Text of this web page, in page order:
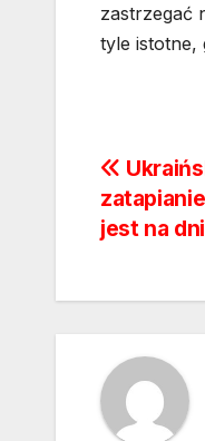
zastrzegać
tyle istotne,
wpisu
jest na